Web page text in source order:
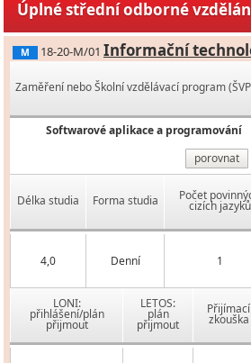
Úplné střední odborné
M 18-20-M/01 Informační
Zaměření nebo Školní vzdělávací program
Softwarové aplikace a programování
porovnat
Délka studia Forma studia Počet
cizích jazyků
4,0 Denní 1
LONI:
přihlášení/plán
přijmout
LETOS:
plán
přijmout
Přijímací
zkouška